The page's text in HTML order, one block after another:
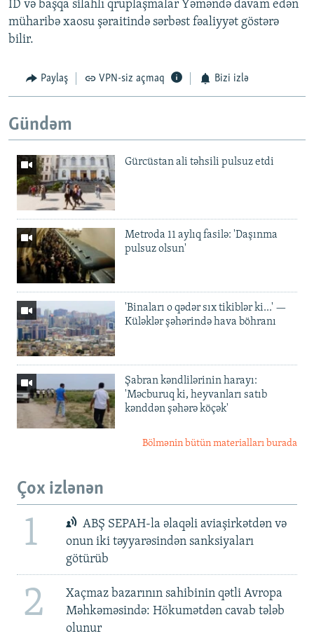
İD və başqa silahlı qruplaşmalar Yəməndə davam edən
müharibə xaosu şəraitində sərbəst fəaliyyət göstərə
bilir.
Paylaş VPN-siz açmaq Bizi izlə
Gündəm
Gürcüstan ali təhsili pulsuz etdi
Metroda 11 aylıq fasilə: 'Daşınma
pulsuz olsun'
'Binaları o qədər sıx tikiblər ki...' —
Küləklər şəhərində hava böhranı
Şabran kəndlilərinin harayı:
'Məcburuq ki, heyvanları satıb
kənddən şəhərə köçək'
Bölmənin bütün materialları burada
Çox izlənən
1
ABŞ SEPAH-la əlaqəli aviaşirkətdən və
onun iki təyyarəsindən sanksiyaları
götürüb
2
Xaçmaz bazarının sahibinin qətli Avropa
Məhkəməsində: Hökumətdən cavab tələb
olunur